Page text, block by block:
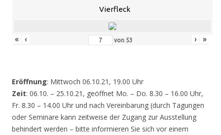
Vierfleck
« ‹ von 53 › »
Eröffnung: Mittwoch 06.10.21, 19.00 Uhr
Zeit: 06.10. – 25.10.21, geöffnet Mo. – Do. 8.30 – 16.00 Uhr,
Fr. 8.30 – 14.00 Uhr und nach Vereinbarung (durch Tagungen
oder Seminare kann zeitweise der Zugang zur Ausstellung
behindert werden – bitte informieren Sie sich vor einem